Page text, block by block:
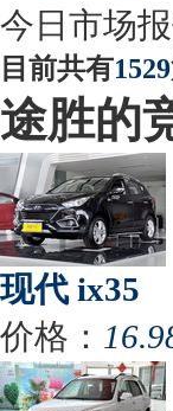
今日市场报
目前共有1529
途胜的
现代 ix35
价格：